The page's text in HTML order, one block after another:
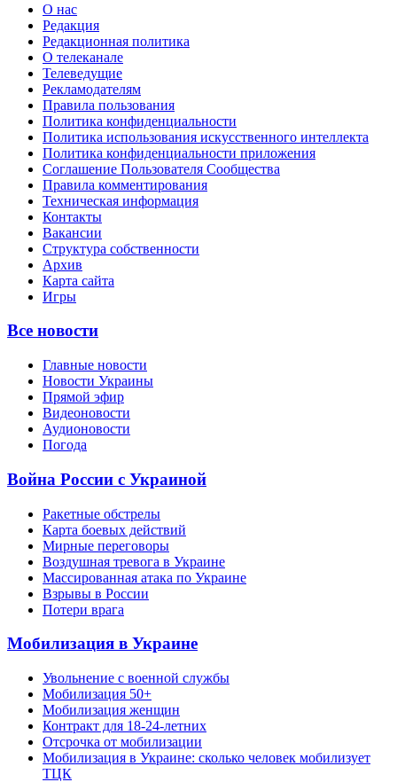
О нас
Редакция
Редакционная политика
О телеканале
Телеведущие
Рекламодателям
Правила пользования
Политика конфиденциальности
Политика использования искусственного интеллекта
Политика конфиденциальности приложения
Соглашение Пользователя Сообщества
Правила комментирования
Техническая информация
Контакты
Вакансии
Структура собственности
Архив
Карта сайта
Игры
Все новости
Главные новости
Новости Украины
Прямой эфир
Видеоновости
Аудионовости
Погода
Война России с Украиной
Ракетные обстрелы
Карта боевых действий
Мирные переговоры
Воздушная тревога в Украине
Массированная атака по Украине
Взрывы в России
Потери врага
Мобилизация в Украине
Увольнение с военной службы
Мобилизация 50+
Мобилизация женщин
Контракт для 18-24-летних
Отсрочка от мобилизации
Мобилизация в Украине: сколько человек мобилизует
ТЦК